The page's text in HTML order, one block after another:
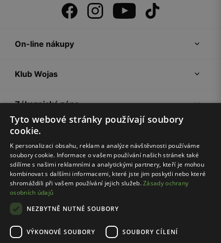
On-line nákupy
Klub Wojas
Zákaznická zóna
Společnost Wojas
Rady
Tyto webové stránky používají soubory
cookie.
K personalizaci obsahu, reklam a analýze návštěvnosti používáme
soubory cookie. Informace o vašem používání našich stránek také
sdílíme s našimi reklamními a analytickými partnery, kteří je mohou
kombinovat s dalšími informacemi, které jste jim poskytli nebo které
shromáždili při vašem používání jejich služeb.Zásady ochrany
osobních údajů
NEZBYTNĚ NUTNÉ SOUBORY
VÝKONOVÉ SOUBORY SOUBORY CÍLENÍ